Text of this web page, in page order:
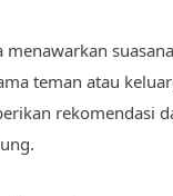
teman atau
rekomendasi